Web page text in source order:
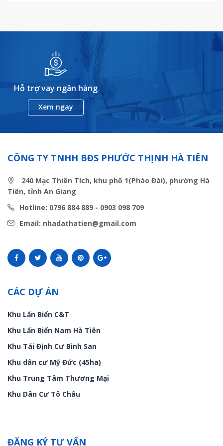
Hỗ trợ vay ngân hàng
Xem ngay
CÔNG TY TNHH BĐS PHƯỚC THỊNH HÀ TIÊN
240 Mạc Thiên Tích, khu phố 1(Pháo Đài), phường Hà
Tiên, tỉnh An Giang
Hotline: 0796 884 889 - 0903 098 709
Email: nhadathatien@gmail.com
CÁC DỰ ÁN
Khu Lấn Biển C&T
Khu Lấn Biển Nam Hà Tiên
Khu Tái Định Cư Bình San
Khu dân cư Mỹ Đức (45ha)
Khu Trung Tâm Thương Mại
Khu Dân Cư Tô Châu
ĐĂNG KÝ TƯ VẤN